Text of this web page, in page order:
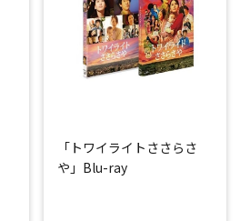
「トワイライトささらさ
や」Blu-ray